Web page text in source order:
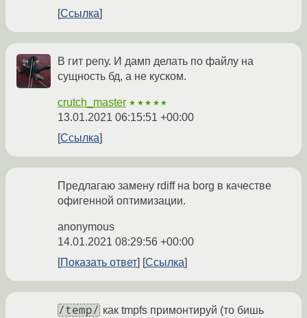
Ссылка
В гит репу. И дамп делать по файлу на
сущность бд, а не куском.
crutch_master ★★★★★
13.01.2021 06:15:51 +00:00
Ссылка
Предлагаю замену rdiff на borg в качестве
офигенной оптимизации.
anonymous
14.01.2021 08:29:56 +00:00
Показать ответ
Ссылка
/temp/ как tmpfs примонтируй (то бишь